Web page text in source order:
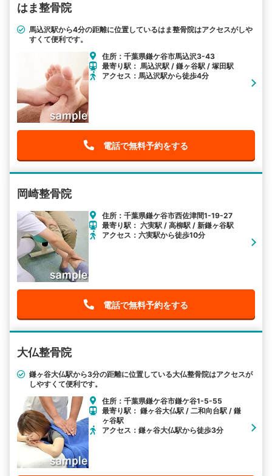
はま整骨院
馬込沢駅から4分の距離に位置しているはま整骨院はアクセスがしや
すくて便利です。
住所：千葉県鎌ケ谷市馬込沢3-43
最寄り駅： 馬込沢駅 / 鎌ヶ谷駅 / 塚田駅
アクセス：馬込沢駅から徒歩4分
電話で無料予約をする
岡崎整骨院
住所：千葉県鎌ケ谷市西佐津間1-19-27
最寄り駅： 六実駅 / 高柳駅 / 新鎌ヶ谷駅
アクセス：六実駅から徒歩10分
電話で無料予約をする
大仏整骨院
鎌ヶ谷大仏駅から3分の距離に位置している大仏整骨院はアクセスが
しやすくて便利です。
住所：千葉県鎌ケ谷市鎌ケ谷1-5-55
最寄り駅： 鎌ヶ谷大仏駅 / 二和向台駅 / 鎌
ヶ谷駅
アクセス：鎌ヶ谷大仏駅から徒歩3分